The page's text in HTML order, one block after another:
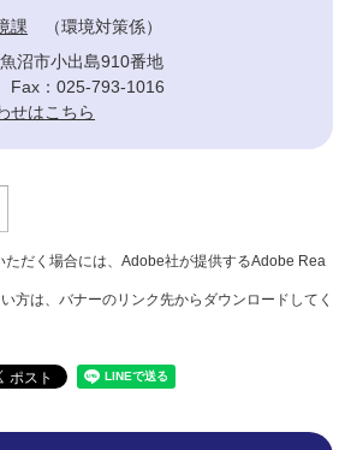
課
環境対策係
沼市小出島910番地
Fax：025-793-1016
せはこちら
ただく場合には、Adobe社が提供するAdobe Rea
方は、バナーのリンク先からダウンロードしてく